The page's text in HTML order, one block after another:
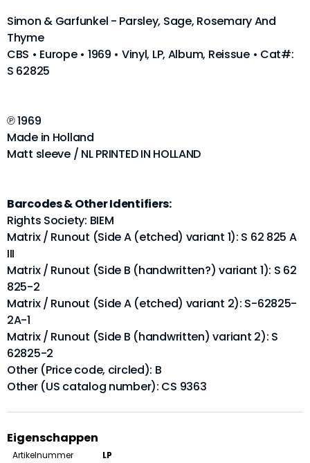
Simon & Garfunkel - Parsley, Sage, Rosemary And
Thyme
CBS • Europe • 1969 • Vinyl, LP, Album, Reissue • Cat#:
S 62825
℗ 1969
Made in Holland
Matt sleeve / NL PRINTED IN HOLLAND
Barcodes & Other Identifiers:
Rights Society: BIEM
Matrix / Runout (Side A (etched) variant 1): S 62 825 A
III
Matrix / Runout (Side B (handwritten?) variant 1): S 62
825-2
Matrix / Runout (Side A (etched) variant 2): S-62825-
2A-1
Matrix / Runout (Side B (handwritten) variant 2): S
62825-2
Other (Price code, circled): B
Other (US catalog number): CS 9363
Eigenschappen
Artikelnummer LP